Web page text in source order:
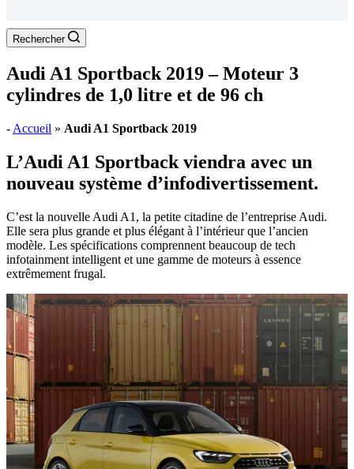
Rechercher
Audi A1 Sportback 2019 – Moteur 3
cylindres de 1,0 litre et de 96 ch
- Accueil » Audi A1 Sportback 2019
L’Audi A1 Sportback viendra avec un
nouveau système d’infodivertissement.
C’est la nouvelle Audi A1, la petite citadine de l’entreprise Audi.
Elle sera plus grande et plus élégant à l’intérieur que l’ancien
modèle. Les spécifications comprennent beaucoup de tech
infotainment intelligent et une gamme de moteurs à essence
extrêmement frugal.